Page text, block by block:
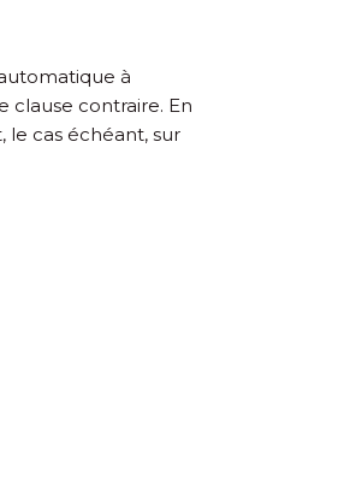
à
clause contraire. En
cas échéant, sur